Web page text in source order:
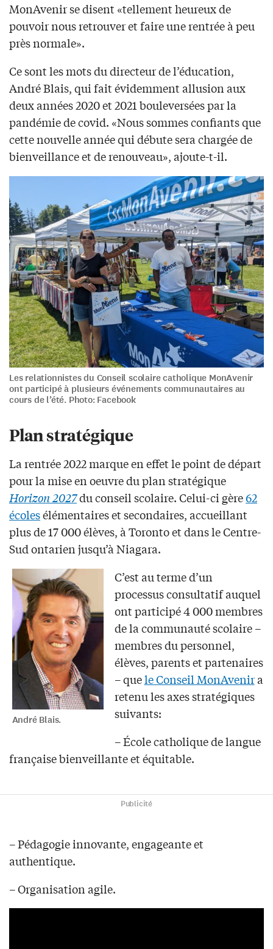
MonAvenir se disent «tellement heureux de
pouvoir nous retrouver et faire une rentrée à peu
près normale».
Ce sont les mots du directeur de l’éducation,
André Blais, qui fait évidemment allusion aux
deux années 2020 et 2021 bouleversées par la
pandémie de covid. «Nous sommes confiants que
cette nouvelle année qui débute sera chargée de
bienveillance et de renouveau», ajoute-t-il.
Les relationnistes du Conseil scolaire catholique MonAvenir
ont participé à plusieurs événements communautaires au
cours de l’été. Photo: Facebook
Plan stratégique
La rentrée 2022 marque en effet le point de départ
pour la mise en oeuvre du plan stratégique
Horizon 2027du conseil scolaire. Celui-ci gère62
écolesélémentaires et secondaires, accueillant
plus de 17 000 élèves, à Toronto et dans le Centre-
Sud ontarien jusqu’à Niagara.
André Blais.
C’est au terme d’un
processus consultatif auquel
ont participé 4 000 membres
de la communauté scolaire –
membres du personnel,
élèves, parents et partenaires
– quele Conseil MonAvenira
retenu les axes stratégiques
suivants:
– École catholique de langue
française bienveillante et équitable.
Publicité
– Pédagogie innovante, engageante et
authentique.
– Organisation agile.